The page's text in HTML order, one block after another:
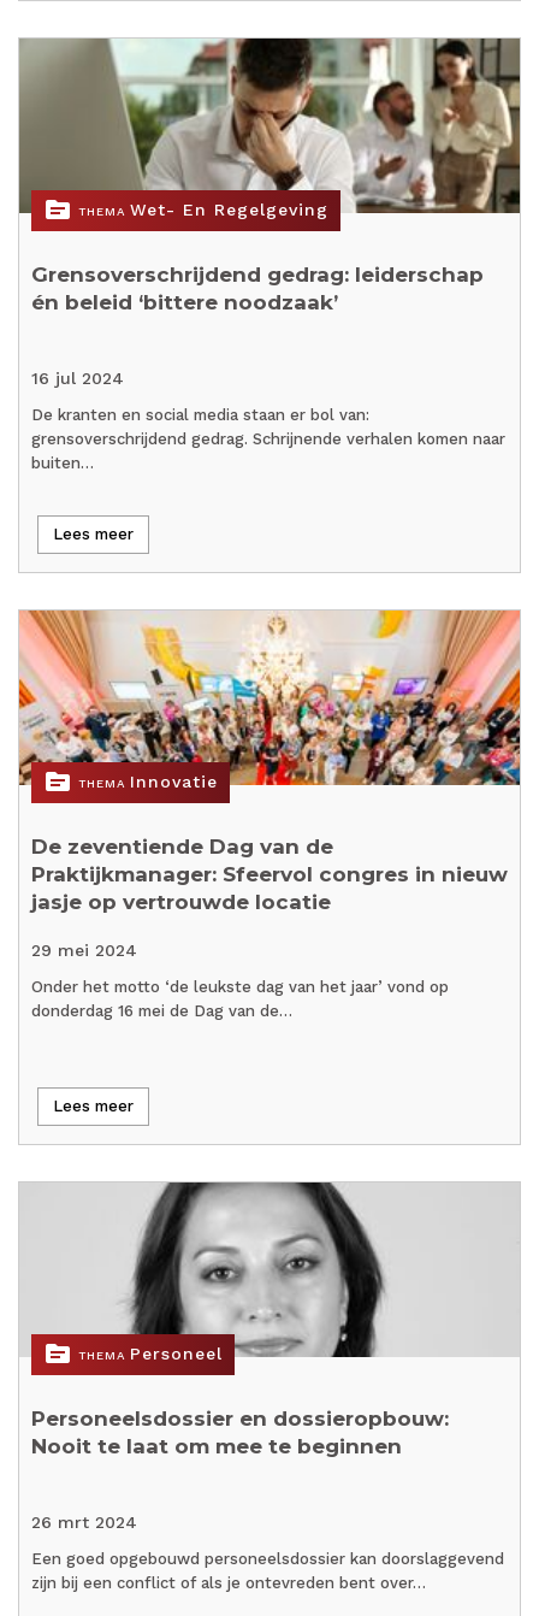
topic THEMA Wet- En Regelgeving
Grensoverschrijdend gedrag: leiderschap
én beleid ‘bittere noodzaak’
16 jul 2024
De kranten en social media staan er bol van:
grensoverschrijdend gedrag. Schrijnende verhalen komen naar
buiten…
Lees meer
topic THEMA Innovatie
De zeventiende Dag van de
Praktijkmanager: Sfeervol congres in nieuw
jasje op vertrouwde locatie
29 mei 2024
Onder het motto ‘de leukste dag van het jaar’ vond op
donderdag 16 mei de Dag van de…
Lees meer
topic THEMA Personeel
Personeelsdossier en dossieropbouw:
Nooit te laat om mee te beginnen
26 mrt 2024
Een goed opgebouwd personeelsdossier kan doorslaggevend
zijn bij een conflict of als je ontevreden bent over…